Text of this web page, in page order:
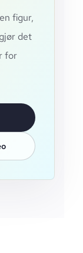
figur,
det
for